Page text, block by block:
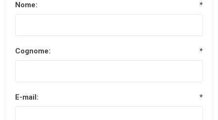
Nome: *
Cognome: *
E-mail: *